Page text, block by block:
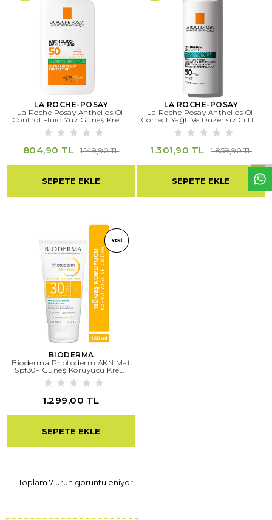
W
h
t
s
a
p
p
D
e
s
e
H
a
t
t
LA ROCHE-POSAY
La Roche Posay Anthelios Oil
Control Fluid Yüz Güneş Kremi
50 Ml
804,90 TL 1.149,90 TL
SEPETE EKLE
LA ROCHE-POSAY
La Roche Posay Anthelios Oil
Correct Yağlı Ve Düzensiz Ciltler
Için Yüz Güneş Kremi 50 Ml
1.301,90 TL 1.859,90 TL
SEPETE EKLE
YENI
BIODERMA
Bioderma Photoderm AKN Mat
Spf30+ Güneş Koruyucu Krem
150 Ml
1.299,00 TL
SEPETE EKLE
Toplam 7 ürün görüntüleniyor.